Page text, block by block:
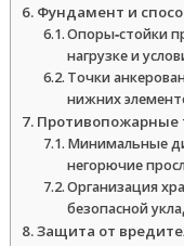
Фундамент и
Опоры‑стойки
нагрузке и
Точки
нижних
Противопожарные
Минимальные
негорючие
Организация
безопасной
Защита от